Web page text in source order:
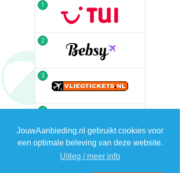
JouwAanbieding.nl gebruikt cookies voor
een optimale beleving van deze website.
Uitleg / meer info
1
2
3
4